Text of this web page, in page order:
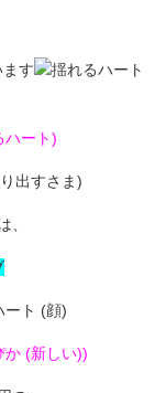
す
)
、
)